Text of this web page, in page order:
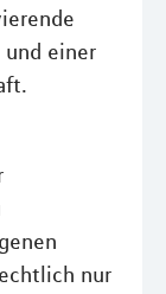
und einer
nur